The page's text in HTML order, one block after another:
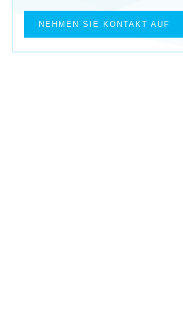
NEHMEN SIE KONTAKT AUF